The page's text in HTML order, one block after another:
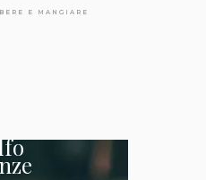
BERE E MANGIARE